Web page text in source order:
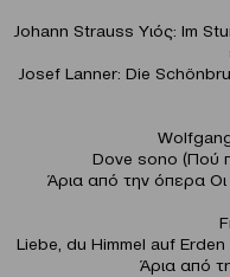
Johann Strauss Υιός: Im
Josef Lanner: Die
Dove sono (Πού
Άρια από την όπερα
Liebe, du Himmel auf
Άρια από